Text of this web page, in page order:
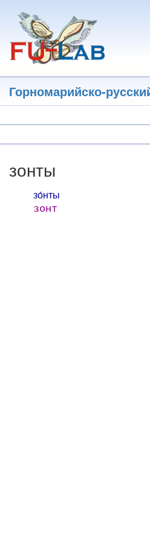
основному
содержанию
Горномарийско-
зонты
зо́нты
зонт